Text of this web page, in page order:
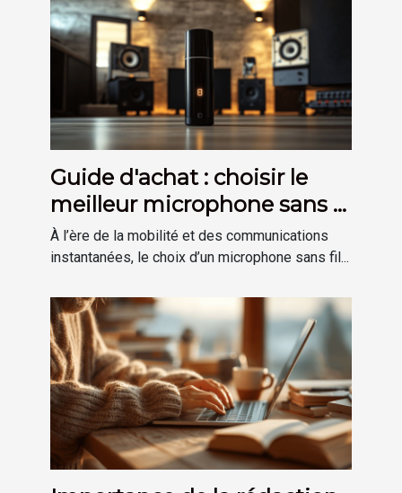
Guide d'achat : choisir le
meilleur microphone sans fil
pour vos besoins
À l’ère de la mobilité et des communications
instantanées, le choix d’un microphone sans fil...